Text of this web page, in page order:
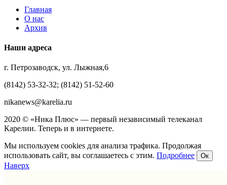
Главная
О нас
Архив
Наши адреса
г. Петрозаводск, ул. Лыжная,6
(8142) 53-32-32; (8142) 51-52-60
nikanews@karelia.ru
2020 © «Ника Плюс» — первый независимый телеканал
Карелии. Теперь и в интернете.
Мы используем cookies для анализа трафика. Продолжая
использовать сайт, вы соглашаетесь с этим. Подробнее Ок
Наверх